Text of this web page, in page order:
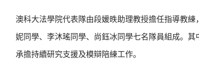
澳科大法學院代表隊由段媛昳助理教授擔任指導教
妮同學、李沐瑤同學、尚鈺冰同學七名隊員組成。
承擔持續研究支援及模辯陪練工作。